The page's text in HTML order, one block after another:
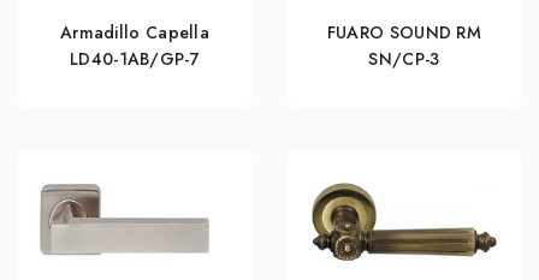
Armadillo Capella
LD40-1AB/GP-7
FUARO SOUND RM
SN/CP-3